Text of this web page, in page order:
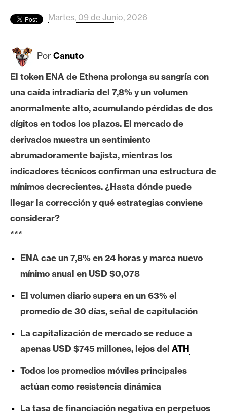
s
B
t
c
o
i
n
E
e
r
m
I
A
n
á
i
s
Martes, 09 de Junio, 2026
Por Canuto
El token ENA de Ethena prolonga su sangría con
una caída intradiaria del 7,8% y un volumen
anormalmente alto, acumulando pérdidas de dos
dígitos en todos los plazos. El mercado de
derivados muestra un sentimiento
abrumadoramente bajista, mientras los
indicadores técnicos confirman una estructura de
mínimos decrecientes. ¿Hasta dónde puede
llegar la corrección y qué estrategias conviene
considerar?
***
ENA cae un 7,8% en 24 horas y marca nuevo
mínimo anual en USD $0,078
El volumen diario supera en un 63% el
promedio de 30 días, señal de capitulación
La capitalización de mercado se reduce a
apenas USD $745 millones, lejos del ATH
Todos los promedios móviles principales
actúan como resistencia dinámica
La tasa de financiación negativa en perpetuos